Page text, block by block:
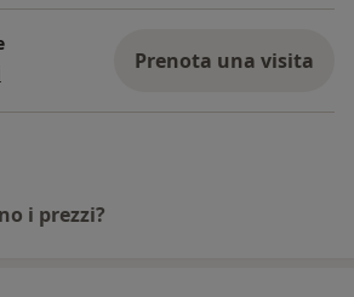
Prenota una visita
i prezzi?